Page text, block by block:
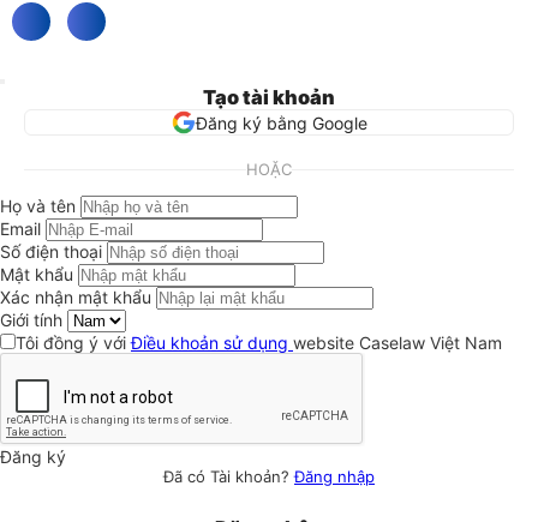
Tạo tài khoản
Đăng ký bằng Google
HOẶC
Họ và tên
Email
Số điện thoại
Mật khẩu
Xác nhận mật khẩu
Giới tính
Tôi đồng ý vớiĐiều khoản sử dụng website Caselaw Việt Nam
Đăng ký
Đã có Tài khoản?Đăng nhập